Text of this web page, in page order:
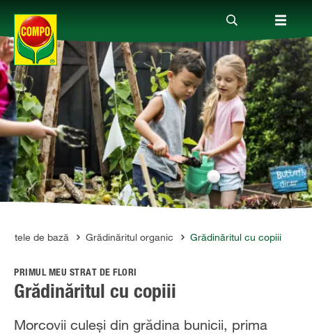
Produse
Ghiduri
Teme
Companie
de bază Grădinăritul organic Grădinăritul cu copiii
PRIMUL MEU STRAT DE FLORI
Grădinăritul cu copiii
Morcovii culeși din grădina bunicii, prima